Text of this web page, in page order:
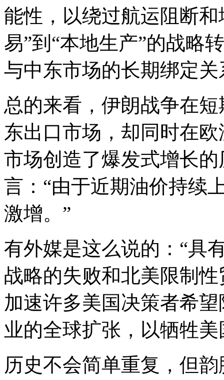
能性，以绕过航运阻断
易”到“本地生产”的战略
与中东市场的长期绑定关
总的来看，伊朗战争在
东出口市场，却同时在
市场创造了爆发式增长
言：“由于近期油价持续
激增。”
有外媒是这么说的：“具
战略的失败和北美限制
加速许多美国决策者希
业的全球扩张，以牺牲
历史不会简单重复，但